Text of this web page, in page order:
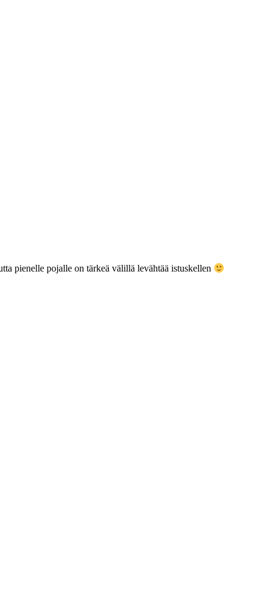
pienelle pojalle on tärkeä välillä levähtää istuskellen